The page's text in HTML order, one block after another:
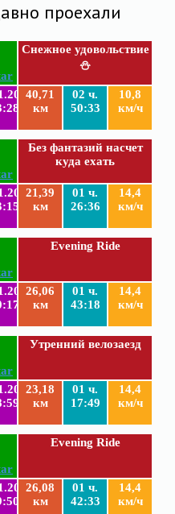
проехали
Снежное удовольствие
⛄
40,71
км
02 ч.
50:33
10,8
км/ч
Без фантазий насчет
куда ехать
21,39
км
01 ч.
26:36
14,4
км/ч
Evening Ride
26,06
км
01 ч.
43:18
14,4
км/ч
Утренний велозаезд
23,18
км
01 ч.
17:49
14,4
км/ч
Evening Ride
26,08
км
01 ч.
42:33
14,4
км/ч